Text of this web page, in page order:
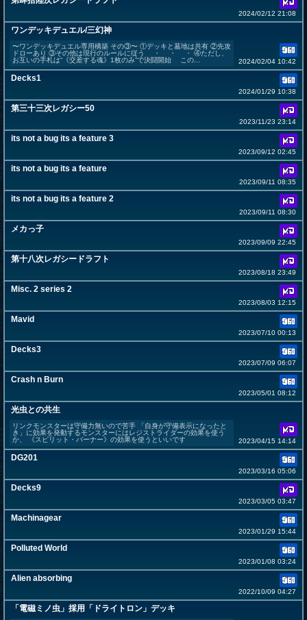
2024/02/12 21:08
ワンデッキデュエル/三幻神
〜ワンデッキデュエル専用構築 その③〜 ①デッキと墓地は共有 ②先攻
ドローあり ③その他は現行のルールに従う ・ ・ ・ ④ただし、
お互いの手札は“《交差する魂》1枚のみ”で決闘開始 この...
2024/02/04 10:42
Decks1
2024/01/29 10:38
第三十三次レガシー50
2023/11/23 23:14
its not a bug its a feature 3
2023/09/12 02:45
its not a bug its a feature
2023/09/11 08:35
its not a bug its a feature 2
2023/09/11 08:30
メカっ子
2023/09/09 22:45
第十八次レガシードラフト
2023/08/18 23:49
Misc. 2 series 2
2023/08/03 12:15
Mavid
2023/07/10 00:13
Decks3
2023/07/09 06:07
Crash n Burn
2023/05/01 08:12
光虫との共生
リンクモンスターは守備力無いので苦手 「自身が守備表示になったと
き」に効果を発動するモンスターにはレジストライダーの効果を使う
か、 《スピリット・バーナー》の効果を使うといいです
2023/04/15 14:14
DG201
2023/03/16 05:06
Decks9
2023/03/05 03:47
Machinagear
2023/01/29 15:44
Polluted World
2023/01/08 03:24
Alien absorbing
2022/10/09 04:27
「電磁ミノ虫」採用「ドライトロン」デッキ